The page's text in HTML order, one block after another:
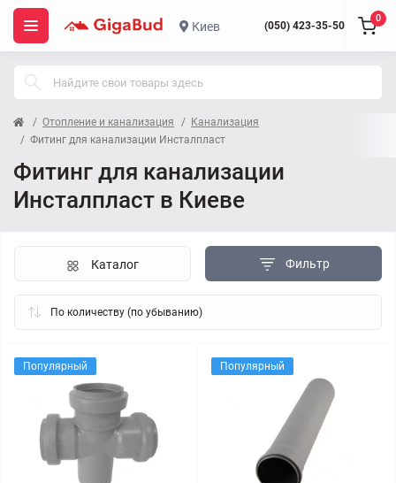
Киев (050) 423-35-50
0
Отопление и канализация
Канализация
Фитинг для канализации Инсталпласт
Фитинг для канализации
Инсталпласт в Киеве
Фильтр
Каталог
Популярный Популярный